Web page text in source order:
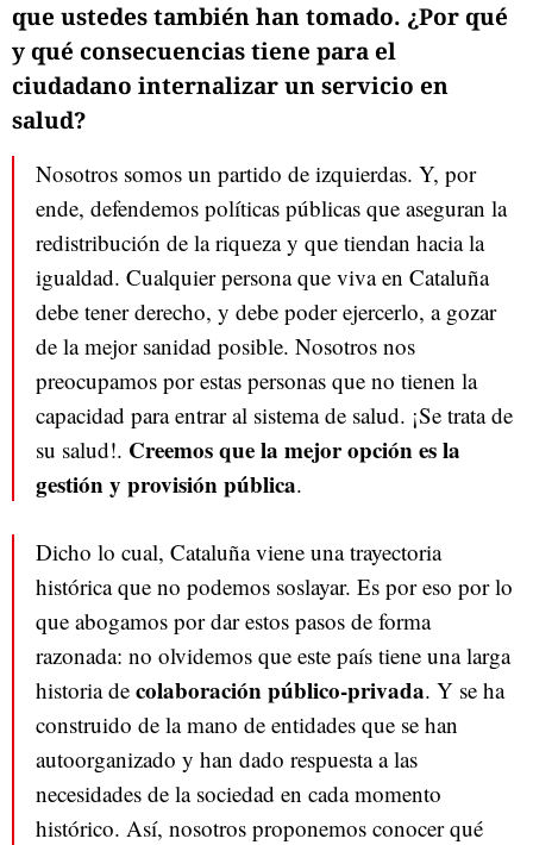
que ustedes también han tomado. ¿Por qué
y qué consecuencias tiene para el
ciudadano internalizar un servicio en
salud?
Nosotros somos un partido de izquierdas. Y, por
ende, defendemos políticas públicas que aseguran la
redistribución de la riqueza y que tiendan hacia la
igualdad. Cualquier persona que viva en Cataluña
debe tener derecho, y debe poder ejercerlo, a gozar
de la mejor sanidad posible. Nosotros nos
preocupamos por estas personas que no tienen la
capacidad para entrar al sistema de salud. ¡Se trata de
su salud!. Creemos que la mejor opción es la
gestión y provisión pública.
Dicho lo cual, Cataluña viene una trayectoria
histórica que no podemos soslayar. Es por eso por lo
que abogamos por dar estos pasos de forma
razonada: no olvidemos que este país tiene una larga
historia de colaboración público-privada. Y se ha
construido de la mano de entidades que se han
autoorganizado y han dado respuesta a las
necesidades de la sociedad en cada momento
histórico. Así, nosotros proponemos conocer qué